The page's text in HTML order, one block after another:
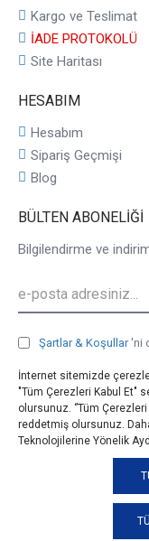
Kargo ve Teslimat
İADE PROTOKOLÜ
Site Haritası
HESABIM
Hesabım
Sipariş Geçmişi
Blog
BÜLTEN ABONELIĞI
Bilgilendirme ve
Şartlar & Koşullar 'ni
© 2025, taji.com.tr, Tüm
İnternet sitemizde
"Tüm Çerezleri Kabul Et"
olursunuz. ‘’Tüm
reddetmiş olursunuz.
Teknolojilerine Yönelik